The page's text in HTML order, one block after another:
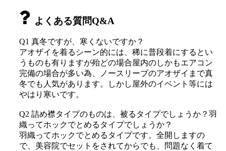
よくある質問Q&A
Q1 真冬ですが、寒くないですか？
アオザイを着るシーン的には、稀に普段着にするとい
うものも有りますが殆どの場合屋内のしかもエアコン
完備の場合が多い為、ノースリーブのアオザイまで真
冬でも人気があります。しかし屋外のイベント等には
やはり寒いです。
Q2 詰め襟タイプのものは、被るタイプでしょうか？羽
織ってホックでとめるタイプでしょうか？
羽織ってホックでとめるタイプです。全開しますの
で、美容院でセットをされてからでも、問題なく着て